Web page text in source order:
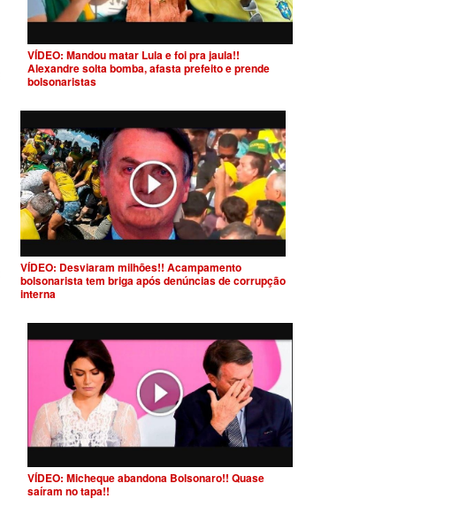
VÍDEO: Mandou matar Lula e foi pra jaula!!
Alexandre solta bomba, afasta prefeito e prende
bolsonaristas
VÍDEO: Desviaram milhões!! Acampamento
bolsonarista tem briga após denúncias de corrupção
interna
VÍDEO: Micheque abandona Bolsonaro!! Quase
saíram no tapa!!